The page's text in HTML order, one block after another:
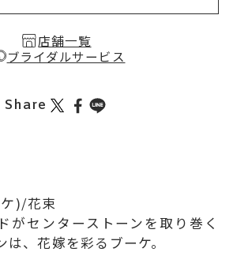
店舗一覧
ブライダルサービス
Share
)/花束
がセンターストーンを取り巻く
、花嫁を彩るブーケ。